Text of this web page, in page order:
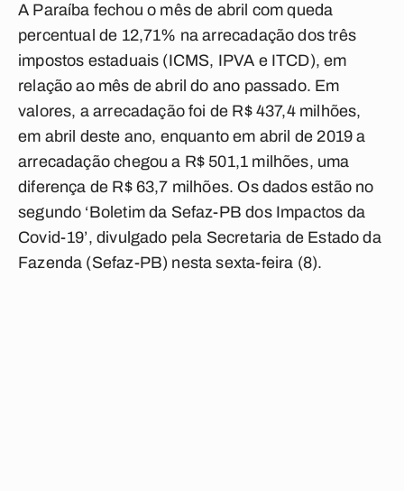
A Paraíba fechou o mês de abril com queda
percentual de 12,71% na arrecadação dos três
impostos estaduais (ICMS, IPVA e ITCD), em
relação ao mês de abril do ano passado. Em
valores, a arrecadação foi de R$ 437,4 milhões,
em abril deste ano, enquanto em abril de 2019 a
arrecadação chegou a R$ 501,1 milhões, uma
diferença de R$ 63,7 milhões. Os dados estão no
segundo ‘Boletim da Sefaz-PB dos Impactos da
Covid-19’, divulgado pela Secretaria de Estado da
Fazenda (Sefaz-PB) nesta sexta-feira (8).